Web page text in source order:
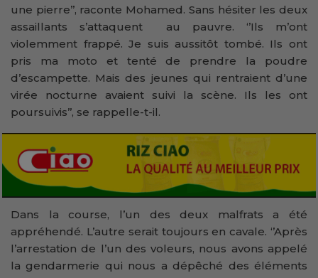
une pierre’’, raconte Mohamed. Sans hésiter les deux
assaillants s’attaquent au pauvre. ‘’Ils m’ont
violemment frappé. Je suis aussitôt tombé. Ils ont
pris ma moto et tenté de prendre la poudre
d’escampette. Mais des jeunes qui rentraient d’une
virée nocturne avaient suivi la scène. Ils les ont
poursuivis’’, se rappelle-t-il.
Dans la course, l’un des deux malfrats a été
appréhendé. L’autre serait toujours en cavale. ‘’Après
l’arrestation de l’un des voleurs, nous avons appelé
la gendarmerie qui nous a dépêché des éléments